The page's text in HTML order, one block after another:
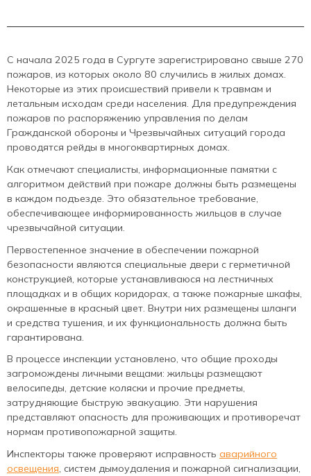
С начала 2025 года в Сургуте зарегистрировано свыше 270
пожаров, из которых около 80 случились в жилых домах.
Некоторые из этих происшествий привели к травмам и
летальным исходам среди населения. Для предупреждения
пожаров по распоряжению управления по делам
Гражданской обороны и Чрезвычайных ситуаций города
проводятся рейды в многоквартирных домах.
Как отмечают специалисты, информационные памятки с
алгоритмом действий при пожаре должны быть размещены
в каждом подъезде. Это обязательное требование,
обеспечивающее информированность жильцов в случае
чрезвычайной ситуации.
Первостепенное значение в обеспечении пожарной
безопасности являются специальные двери с герметичной
конструкцией, которые устанавливаюся на лестничных
площадках и в общих коридорах, а также пожарные шкафы,
окрашенные в красный цвет. Внутри них размещены шланги
и средства тушения, и их функциональность должна быть
гарантирована.
В процессе инспекции установлено, что общие проходы
загромождены личными вещами: жильцы размещают
велосипеды, детские коляски и прочие предметы,
затрудняющие быструю эвакуацию. Эти нарушения
представляют опасность для проживающих и противоречат
нормам противопожарной защиты.
Инспекторы также проверяют исправность аварийного
освещения, систем дымоудаления и пожарной сигнализации,